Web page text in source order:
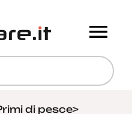
di pesce>